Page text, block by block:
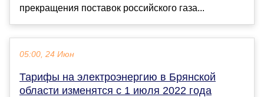
прекращения поставок российского газа...
05:00, 24 Июн
Тарифы на электроэнергию в Брянской
области изменятся с 1 июля 2022 года